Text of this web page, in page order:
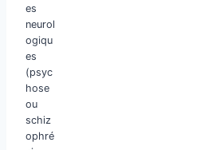
es
neurol
ogiqu
es
(psyc
hose
ou
schiz
ophré